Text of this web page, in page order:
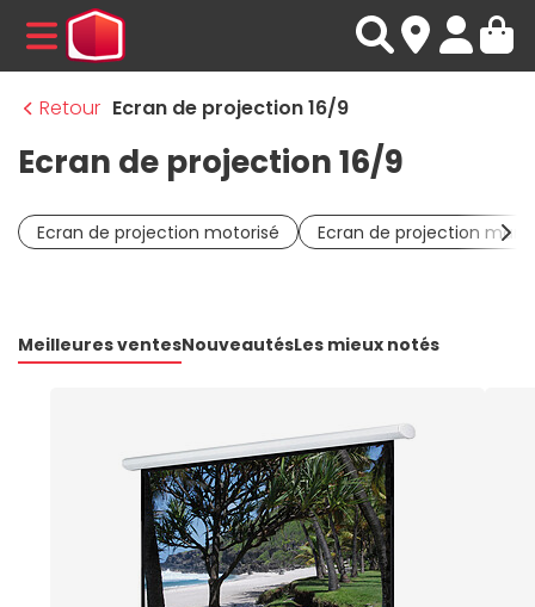
MENU
Retour Ecran de projection 16/9
Ecran de projection 16/9
Ecran de projection motorisé Ecran de projection
Meilleures ventesNouveautésLes mieux notés